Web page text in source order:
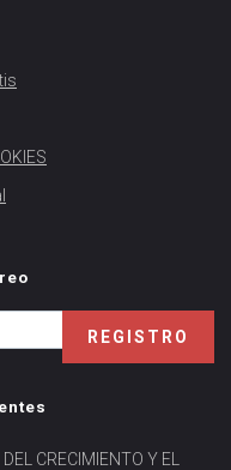
CRECIMIENTO Y EL